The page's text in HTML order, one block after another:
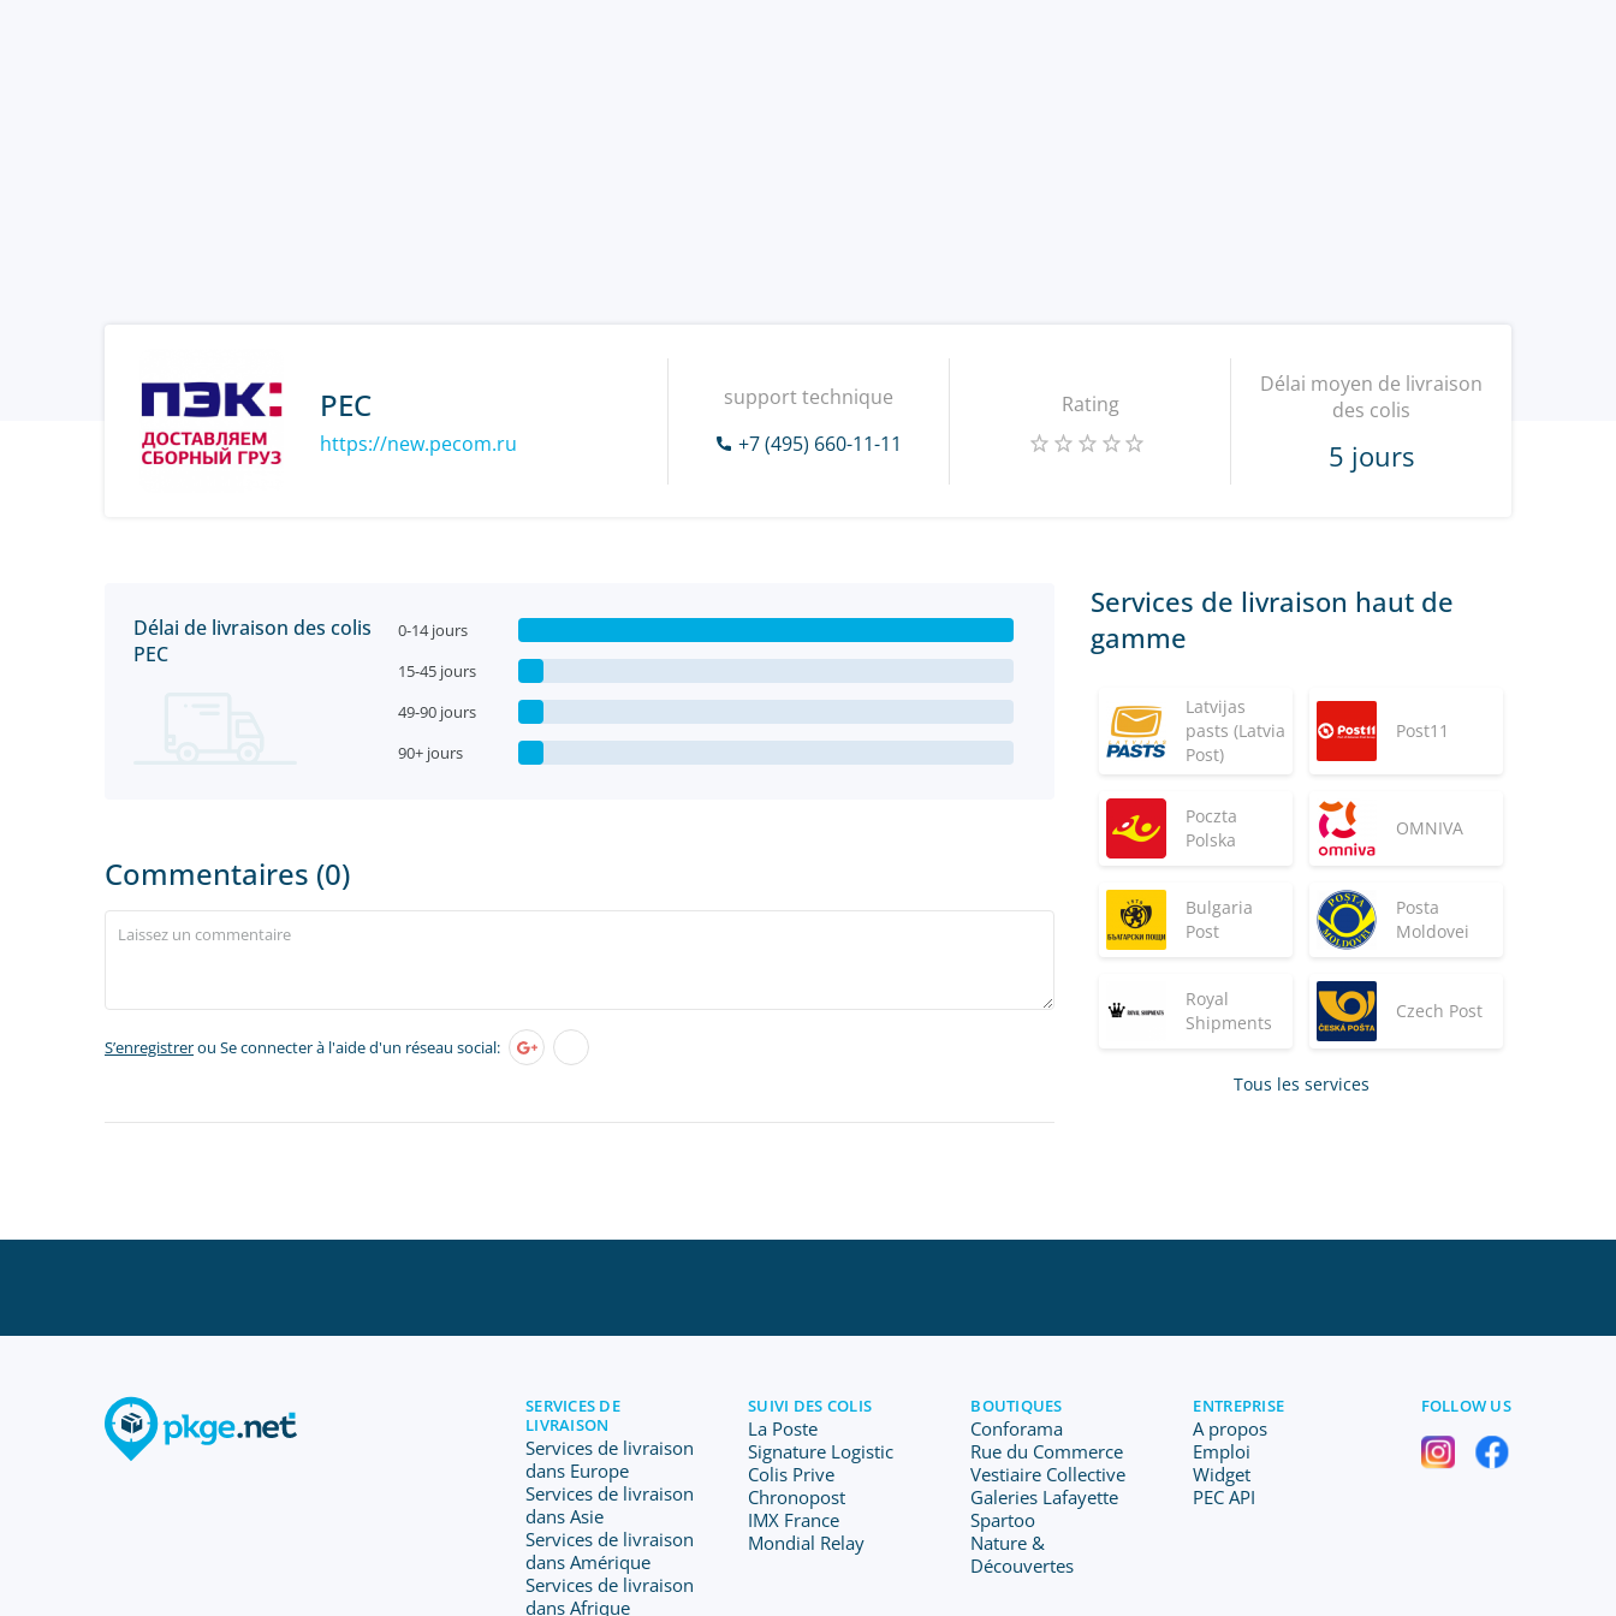
PEC
https://new.pecom.ru
support technique
+7 (495) 660-11-11
Rating
Délai moyen de livraison
des colis
5 jours
Délai de livraison des colis
PEC
0-14 jours
15-45 jours
49-90 jours
90+ jours
Commentaires (0)
S’enregistrerou Se connecter à l'aide d'un réseau social:
Services de livraison haut de
gamme
Latvijas
pasts (Latvia
Post)
Post11
Poczta
Polska
OMNIVA
Bulgaria
Post
Posta
Moldovei
Royal
Shipments
Czech Post
Tous les services
SERVICES DE
LIVRAISON
Services de livraison
dans Europe
Services de livraison
dans Asie
Services de livraison
dans Amérique
Services de livraison
dans Afrique
SUIVI DES COLIS
La Poste
Signature Logistic
Colis Prive
Chronopost
IMX France
Mondial Relay
BOUTIQUES
Conforama
Rue du Commerce
Vestiaire Collective
Galeries Lafayette
Spartoo
Nature &
Découvertes
ENTREPRISE
A propos
Emploi
Widget
PEC API
FOLLOW US